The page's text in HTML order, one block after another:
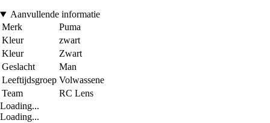
Aanvullende informatie
Merk
Puma
Kleur
zwart
Kleur
Zwart
Geslacht
Man
Leeftijdsgroep Volwassene
Team
RC Lens
Loading...
Loading...